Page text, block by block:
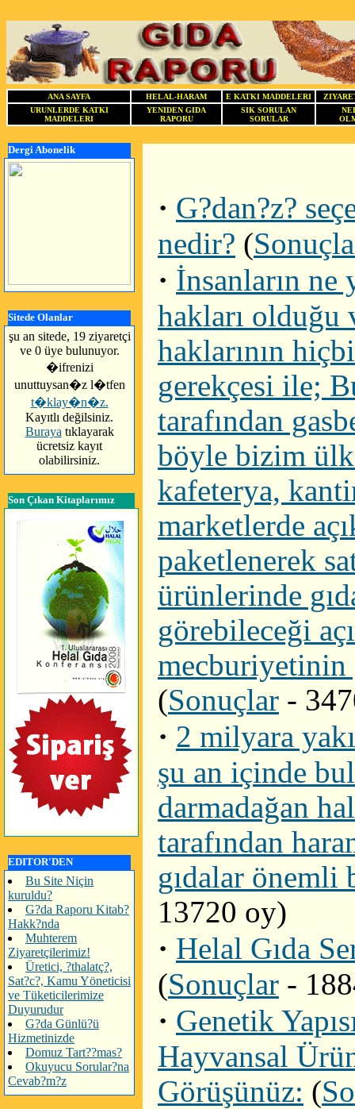
ANA SAYFA HELAL-HARAM E KATKI MADDELERI
URUNLERDE KATKI
MADDELERI
YENIDEN GIDA
RAPORU
SIK SORULAN
SORULAR
Dergi Abonelik
Sitede Olanlar
şu an sitede, 19 ziyaretçi
ve 0 üye bulunuyor.
�ifrenizi
unuttuysan�z l�tfen
t�klay�n�z.
Kayıtlı değilsiniz.
Buraya tıklayarak
ücretsiz kayıt
olabilirsiniz.
Son Çıkan Kitaplarımız
EDITOR'DEN
Bu Site Niçin
kuruldu?
G?da Raporu Kitab?
Hakk?nda
Muhterem
Ziyaretçilerimiz!
Üretici, ?thalatç?,
Sat?c?, Kamu Yöneticisi
ve Tüketicilerimize
Duyurudur
G?da Günlü?ü
Hizmetinizde
Domuz Tart??mas?
Okuyucu Sorular?na
Cevab?m?z
· G?dan?z?
nedir? (
· İnsanların
hakları
haklarının
gerekçesi ile;
tarafından
böyle bizim
kafeterya,
marketlerde
paketlenerek
ürünlerinde
görebileceği
(Sonuçlar -
· 2 milyara
şu an içinde
darmadağan
tarafından
gıdalar önemli
13720 oy)
· Helal Gıda
(Sonuçlar -
· Genetik
Hayvansal
Görüşünüz: (